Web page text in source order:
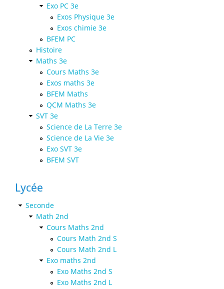
Exo PC 3e
Exos Physique 3e
Exos chimie 3e
BFEM PC
Histoire
Maths 3e
Cours Maths 3e
Exos maths 3e
BFEM Maths
QCM Maths 3e
SVT 3e
Science de La Terre 3e
Science de La Vie 3e
Exo SVT 3e
BFEM SVT
Lycée
Seconde
Math 2nd
Cours Maths 2nd
Cours Math 2nd S
Cours Math 2nd L
Exo maths 2nd
Exo Maths 2nd S
Exo Maths 2nd L